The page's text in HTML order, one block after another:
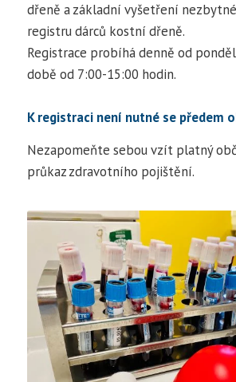
dřeně a základní vyšetření
registru dárců kostní dřeně.
Registrace probíhá denně od
době od 7:00-15:00 hodin.
K registraci není nutné se předem
Nezapomeňte sebou vzít platný
průkaz zdravotního pojištění.